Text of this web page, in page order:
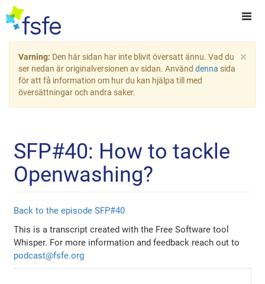
×
Varning: Den här sidan har inte blivit översatt ännu. Vad du
ser nedan är originalversionen av sidan. Använd denna sida
för att få information om hur du kan hjälpa till med
översättningar och andra saker.
SFP#40: How to tackle
Openwashing?
Back to the episode SFP#40
This is a transcript created with the Free Software tool
Whisper. For more information and feedback reach out to
podcast@fsfe.org